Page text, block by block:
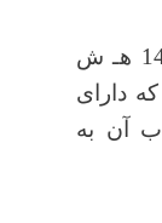
این دیپارتمنت جدیداً در اوایل سال 1402 هـ ش
دارای
آن به